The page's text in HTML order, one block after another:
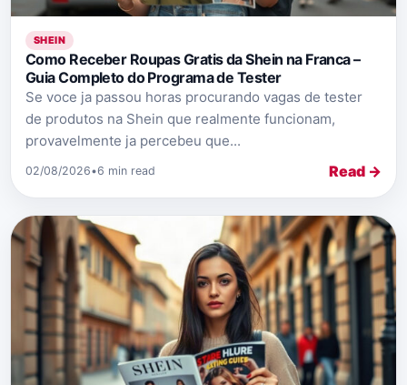
SHEIN
Como Receber Roupas Gratis da Shein na Franca –
Guia Completo do Programa de Tester
Se voce ja passou horas procurando vagas de tester
de produtos na Shein que realmente funcionam,
provavelmente ja percebeu que...
02/08/2026•6 min read Read →